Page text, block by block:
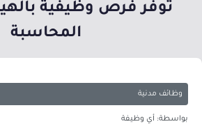
توفر فرص وظيفية
المحاسبة
وظائف مدنية
بواسطة: أي وظيفة